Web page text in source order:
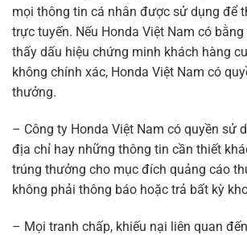
mọi thông tin cá nhân được sử dụng để
trực tuyến. Nếu Honda Việt Nam có
thấy dấu hiệu chứng minh khách hàng
không chính xác, Honda Việt Nam có
thưởng.
– Công ty Honda Việt Nam có quyền sử
địa chỉ hay những thông tin cần thiết
trúng thưởng cho mục đích quảng cáo
không phải thông báo hoặc trả bất kỳ
– Mọi tranh chấp, khiếu nại liên quan